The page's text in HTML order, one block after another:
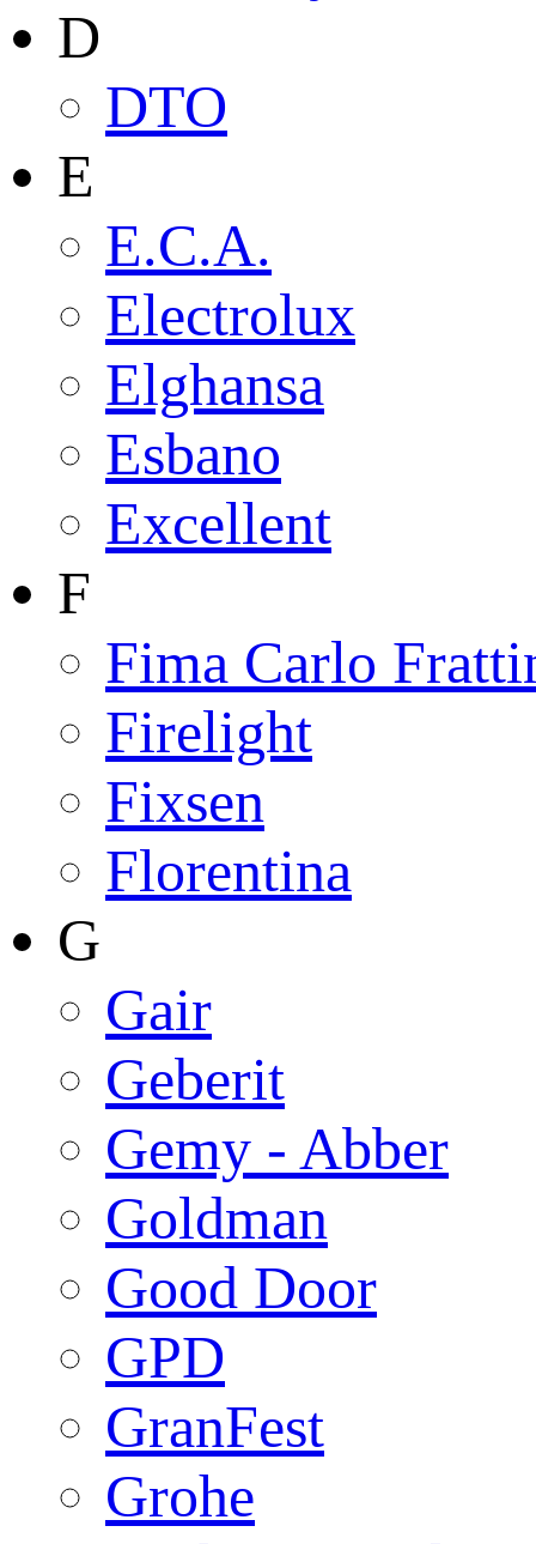
D
DTO
E
E.C.A.
Electrolux
Elghansa
Esbano
Excellent
F
Fima Carlo
Firelight
Fixsen
Florentina
G
Gair
Geberit
Gemy - Abber
Goldman
Good Door
GPD
GranFest
Grohe